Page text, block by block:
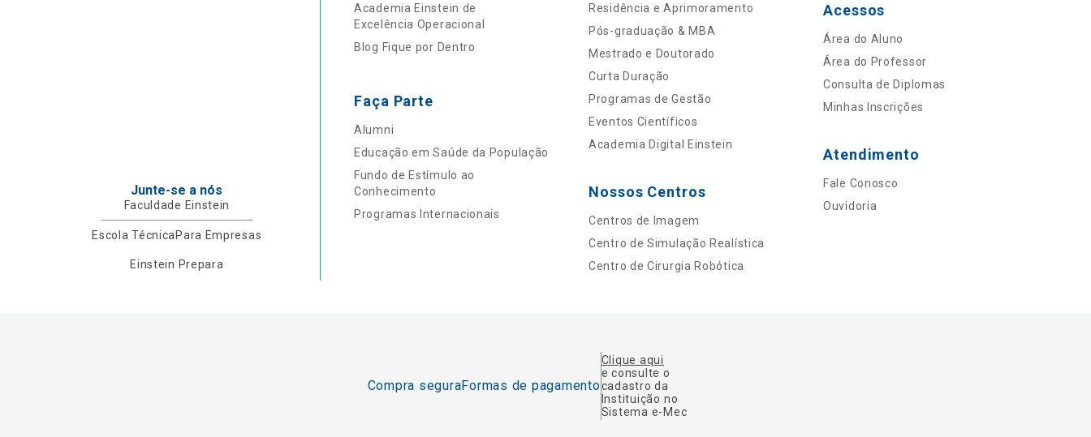
Junte-se a nós
Faculdade Einstein
Escola Técnica Para Empresas
Einstein Prepara
Academia Einstein de
Excelência Operacional
Blog Fique por Dentro
Faça Parte
Alumni
Educação em Saúde da População
Fundo de Estímulo ao
Conhecimento
Programas Internacionais
Residência e Aprimoramento
Pós-graduação & MBA
Mestrado e Doutorado
Curta Duração
Programas de Gestão
Eventos Científicos
Academia Digital Einstein
Nossos Centros
Centros de Imagem
Centro de Simulação Realística
Centro de Cirurgia Robótica
Acessos
Área do Aluno
Área do Professor
Consulta de Diplomas
Minhas Inscrições
Atendimento
Fale Conosco
Ouvidoria
Compra seguraFormas de pagamento
Clique aqui
e consulte o
cadastro da
Instituição no
Sistema e-Mec